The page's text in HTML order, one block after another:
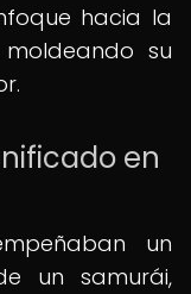
hacia la
su
en
un
un samurái,